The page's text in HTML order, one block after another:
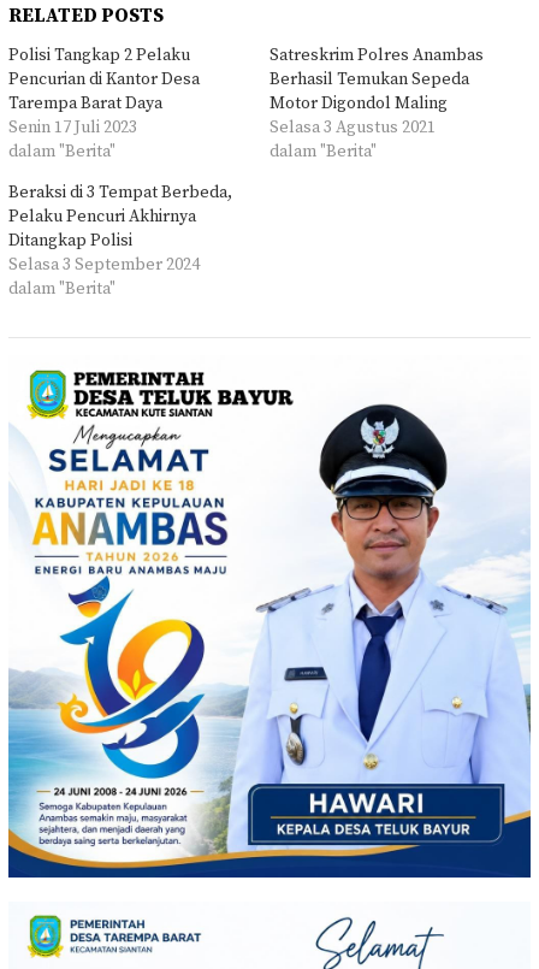
RELATED POSTS
Polisi Tangkap 2 Pelaku
Pencurian di Kantor Desa
Tarempa Barat Daya
Senin 17 Juli 2023
dalam "Berita"
Satreskrim Polres Anambas
Berhasil Temukan Sepeda
Motor Digondol Maling
Selasa 3 Agustus 2021
dalam "Berita"
Beraksi di 3 Tempat Berbeda,
Pelaku Pencuri Akhirnya
Ditangkap Polisi
Selasa 3 September 2024
dalam "Berita"